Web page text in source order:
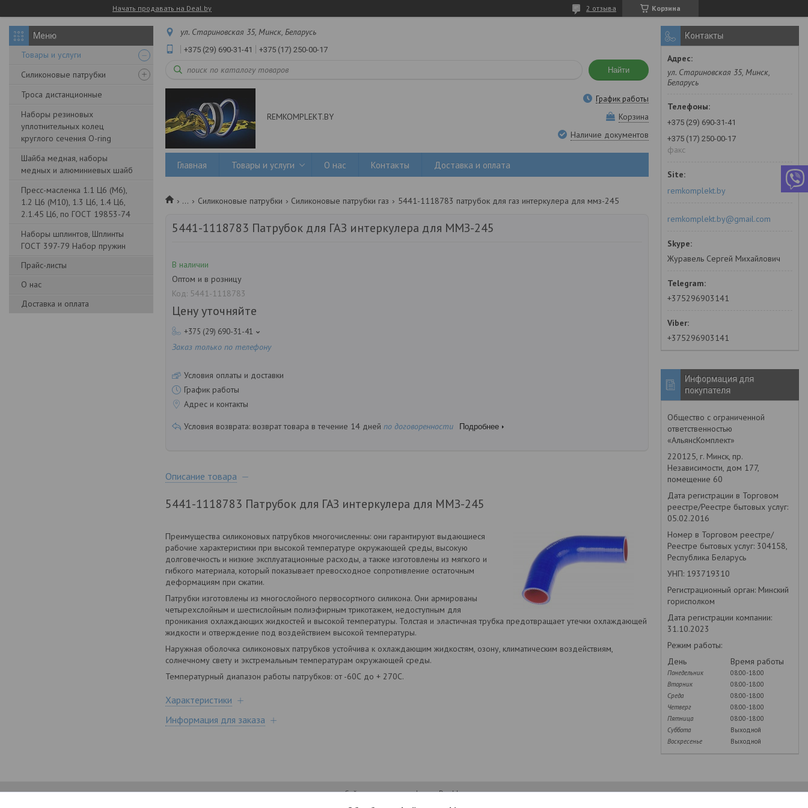
Начать продавать на Deal.by Корзина
2 отзыва
Товары и услуги
Силиконовые патрубки
Троса дистанционные
Наборы резиновых
уплотнительных колец
круглого сечения O-ring
Шайба медная, наборы
медных и алюминиевых шайб
Пресс-масленка 1.1 Ц6 (М6),
1.2 Ц6 (М10), 1.3 Ц6, 1.4 Ц6,
2.1.45 Ц6, по ГОСТ 19853-74
Наборы шплинтов, Шплинты
ГОСТ 397-79 Набор пружин
Прайс-листы
О нас
Доставка и оплата
ул. Стариновская 35, Минск, Беларусь
+375 (29) 690-31-41 +375 (17) 250-00-17
Найти
REMKOMPLEKT.BY
График работы
Корзина
Наличие документов
Главная Товары и услуги О нас Контакты Доставка и оплата
... Силиконовые патрубки Силиконовые патрубки газ 5441-1118783 патрубок для газ интеркулера для ммз-245
5441-1118783 Патрубок для ГАЗ интеркулера для ММЗ-245
В наличии
Оптом и в розницу
Код: 5441-1118783
Цену уточняйте
+375 (29) 690-31-41
Заказ только по телефону
Условия оплаты и доставки
График работы
Адрес и контакты
возврат товара в течение 14 дней по договоренности Подробнее
Описание товара
5441-1118783 Патрубок для ГАЗ интеркулера для ММЗ-245
Преимущества силиконовых патрубков многочисленны: они гарантируют выдающиеся
рабочие характеристики при высокой температуре окружающей среды, высокую
долговечность и низкие эксплуатационные расходы, а также изготовлены из мягкого и
гибкого материала, который показывает превосходное сопротивление остаточным
деформациям при сжатии.
Патрубки изготовлены из многослойного первосортного силикона. Они армированы
четырехслойным и шестислойным полиэфирным трикотажем, недоступным для
проникания охлаждающих жидкостей и высокой температуры. Толстая и эластичная трубка предотвращает утечки охлаждающей
жидкости и отверждение под воздействием высокой температуры.
Наружная оболочка силиконовых патрубков устойчива к охлаждающим жидкостям, озону, климатическим воздействиям,
солнечному свету и экстремальным температурам окружающей среды.
Температурный диапазон работы патрубков: от -60С до + 270С.
Характеристики
Информация для заказа
Контакты
ул. Стариновская 35, Минск,
Беларусь
+375 (29) 690-31-41
+375 (17) 250-00-17
факс
remkomplekt.by
remkomplekt.by@gmail.com
Журавель Сергей Михайлович
+375296903141
+375296903141
Информация для
покупателя
Общество с ограниченной
ответственностью
«АльянсКомплект»
220125, г. Минск, пр.
Независимости, дом 177,
помещение 60
Дата регистрации в Торговом
реестре/Реестре бытовых услуг:
05.02.2016
Номер в Торговом реестре/
Реестре бытовых услуг: 304158,
Республика Беларусь
УНП: 193719310
Регистрационный орган: Минский
горисполком
Дата регистрации компании:
31.10.2023
Режим работы:
День
Время работы
Понедельник
08:00-18:00
Вторник
08:00-18:00
Среда
08:00-18:00
Четверг
08:00-18:00
Пятница
08:00-18:00
Суббота
Выходной
Воскресенье
Выходной
Сайт создан на платформе Deal.by